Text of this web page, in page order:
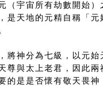
（宇宙所有劫數開始
是天地的元精自稱「
將神分為七級，以元
與太上老君，因此
是是否懷有敬天畏神